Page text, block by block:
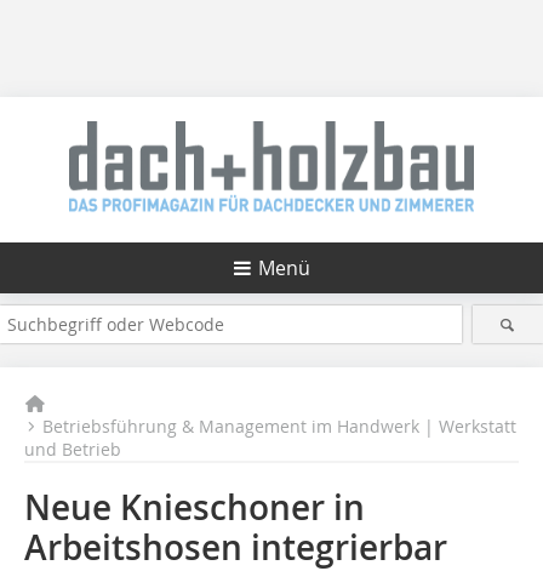
Menü
Betriebsführung & Management im Handwerk | Werkstatt
und Betrieb
Neue Knieschoner in
Arbeitshosen integrierbar